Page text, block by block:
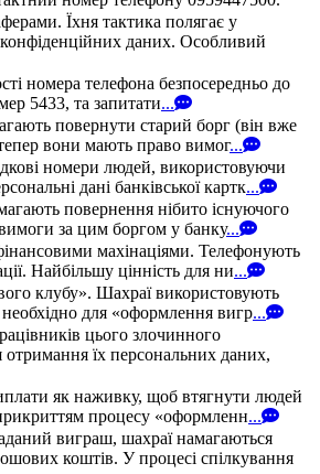
Їхня тактика полягає у
даних. Особливий
номера телефона безпосередньо до
5433, та запитати...
повернути старий борг (він вже
вони мають право вимог...
номери людей, використовуючи
дані банківської картк...
повернення нібито існуючого
за цим боргом у банку...
махінаціями. Телефонують
Найбільшу цінність для ни...
клубу». Шахраї використовують
для «оформлення вигр...
цього злочинного
їх персональних даних,
як наживку, щоб втягнути людей
процесу «оформленн...
виграш, шахраї намагаються
коштів. У процесі спілкування